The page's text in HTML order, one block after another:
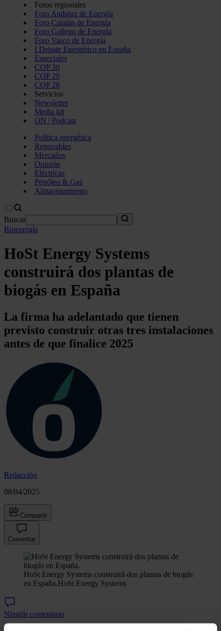
Foros regionales
Foro Andaluz de Energía
Foro Catalán de Energía
Foro Gallego de Energía
Foro Vasco de Energía
I Debate Energético en España
Especiales
COP 30
COP 29
COP 28
Servicios
Newsletter
Media kit
ON | Podcast
Política energética
Renovables
Mercados
Opinión
Eléctricas
Petróleo & Gas
Almacenamiento
Buscar
Bioenergía
HoSt Energy Systems
construirá dos plantas de
biogás en España
La firma ha adelantado que tienen
previsto construir otras tres instalaciones
antes de que finalice 2025
Redacción
08/04/2025
Compartir
Comentar
HoSt Energy Systems construirá dos plantas de biogás
en España.HoSt Energy Systems
Ningún comentario